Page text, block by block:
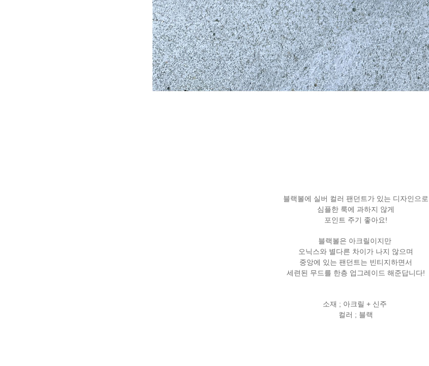
블랙볼에 실버 컬러 팬던트가 있는 디자인으로
심플한 룩에 과하지 않게
포인트 주기 좋아요!
블랙볼은 아크릴이지만
오닉스와 별다른 차이가 나지 않으며
중앙에 있는 팬던트는 빈티지하면서
세련된 무드를 한층 업그레이드 해준답니다!
소재 ; 아크릴 + 신주
컬러 ; 블랙